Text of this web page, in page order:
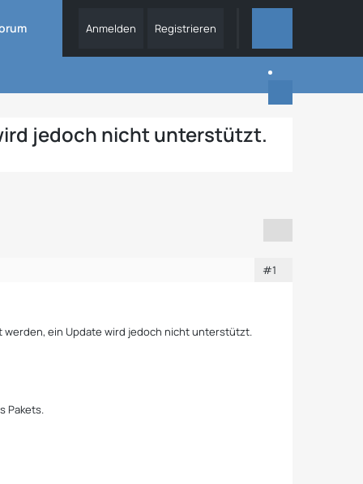
Anmelden Registrieren
jedoch nicht unterstützt.
#1
werden, ein Update wird jedoch nicht unterstützt.
Pakets.